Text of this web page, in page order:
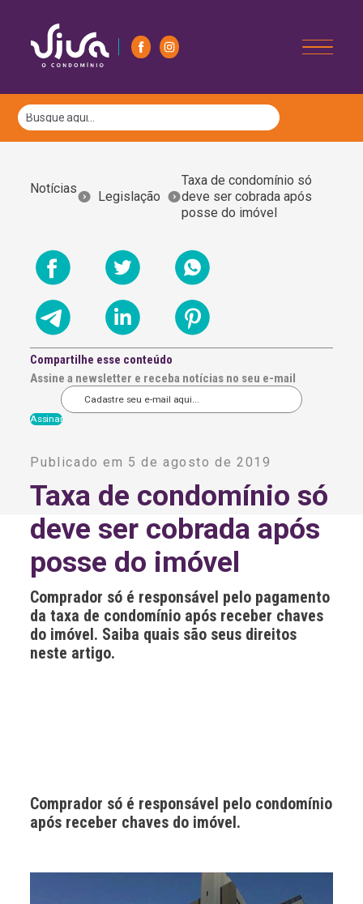
Notícias
Legislação
Taxa de condomínio só
deve ser cobrada após
posse do imóvel
Compartilhe esse conteúdo
Assine a newsletter e receba notícias no seu e-mail
t
r
n
t
v
e
:
Publicado em 5 de agosto de 2019
Taxa de condomínio só
deve ser cobrada após
posse do imóvel
Comprador só é responsável pelo pagamento
da taxa de condomínio após receber chaves
do imóvel. Saiba quais são seus direitos
neste artigo.
Comprador só é responsável pelo condomínio
após receber chaves do imóvel.